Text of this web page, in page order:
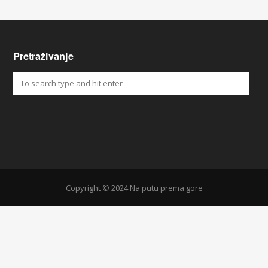
Pretraživanje
Copyright © 2024 Na putu prema gore